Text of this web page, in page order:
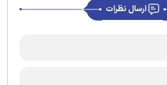
ارسال نظرات